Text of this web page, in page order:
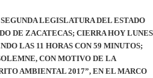
LEGISLATURA DEL ESTADO
DE ZACATECAS; CIERRA HOY LUNES
LAS 11 HORAS CON 59 MINUTOS;
CON MOTIVO DE LA
AMBIENTAL 2017”, EN EL MARCO